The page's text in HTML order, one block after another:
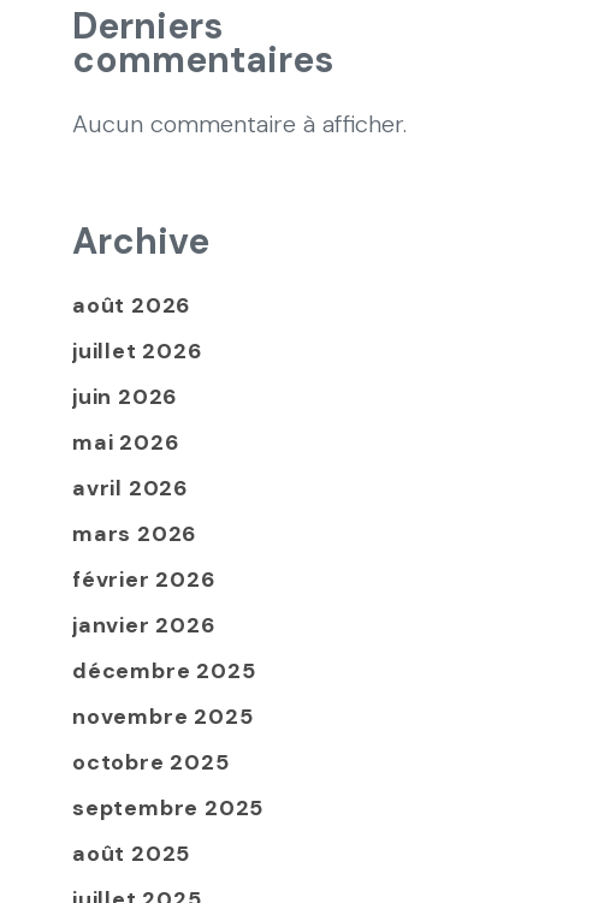
Derniers
commentaires
Aucun commentaire à afficher.
Archive
août 2026
juillet 2026
juin 2026
mai 2026
avril 2026
mars 2026
février 2026
janvier 2026
décembre 2025
novembre 2025
octobre 2025
septembre 2025
août 2025